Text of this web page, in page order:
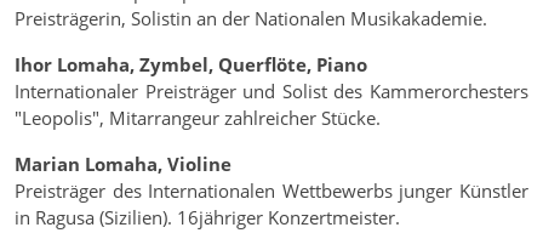
Preisträgerin, Solistin an der Nationalen Musikakademie.
Ihor Lomaha, Zymbel, Querflöte, Piano
Internationaler Preisträger und Solist des Kammerorchesters
"Leopolis", Mitarrangeur zahlreicher Stücke.
Marian Lomaha, Violine
Preisträger des Internationalen Wettbewerbs junger Künstler
in Ragusa (Sizilien). 16jähriger Konzertmeister.